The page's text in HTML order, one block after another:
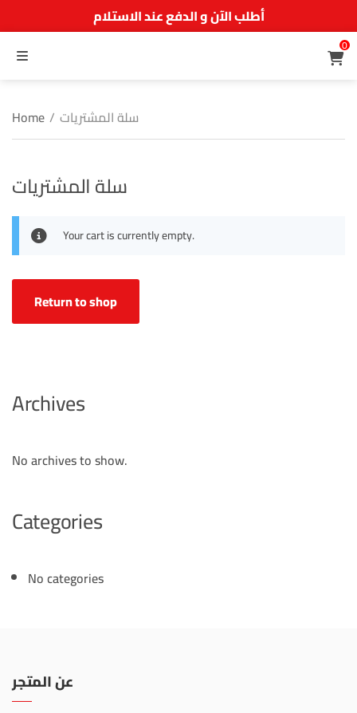
أطلب الآن و الدفع عند الاستلام
MENU
0
Home / سلة المشتريات
سلة المشتريات
Your cart is currently empty.
Return to shop
Archives
No archives to show.
Categories
No categories
عن المتجر